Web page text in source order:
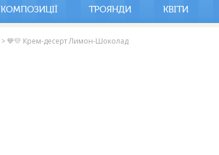
КОМПОЗИЦІЇ ТРОЯНДИ КВІТИ
> 💙💛 Крем-десерт Лимон-Шоколад